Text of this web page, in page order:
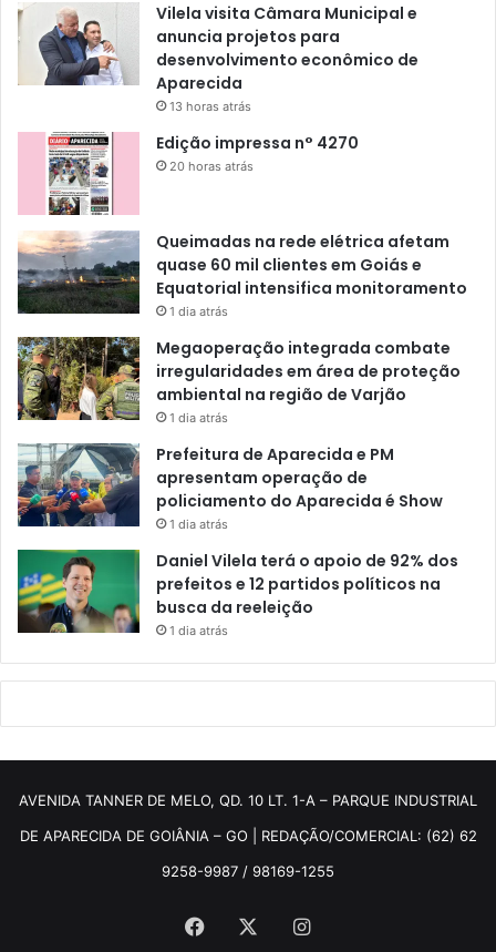
Vilela visita Câmara Municipal e
anuncia projetos para
desenvolvimento econômico de
Aparecida
13 horas atrás
Edição impressa n° 4270
20 horas atrás
Queimadas na rede elétrica afetam
quase 60 mil clientes em Goiás e
Equatorial intensifica monitoramento
1 dia atrás
Megaoperação integrada combate
irregularidades em área de proteção
ambiental na região de Varjão
1 dia atrás
Prefeitura de Aparecida e PM
apresentam operação de
policiamento do Aparecida é Show
1 dia atrás
Daniel Vilela terá o apoio de 92% dos
prefeitos e 12 partidos políticos na
busca da reeleição
1 dia atrás
AVENIDA TANNER DE MELO, QD. 10 LT. 1-A – PARQUE INDUSTRIAL
DE APARECIDA DE GOIÂNIA – GO | REDAÇÃO/COMERCIAL: (62) 62
9258-9987 / 98169-1255
Facebook Instagram